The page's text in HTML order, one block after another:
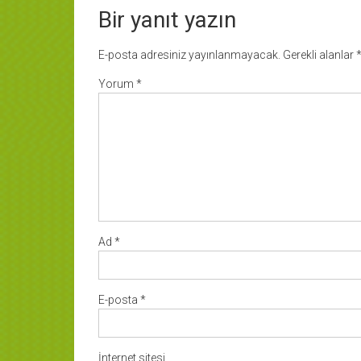
Bir yanıt yazın
E-posta adresiniz yayınlanmayacak. Gerekli alanlar*
Yorum *
Ad *
E-posta *
İnternet sitesi